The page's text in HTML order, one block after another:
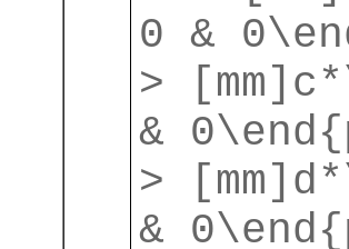
0 &
>
&
>
&